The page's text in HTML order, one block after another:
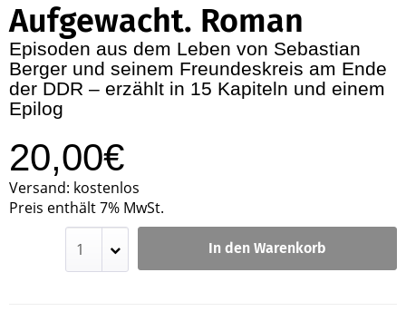
Aufgewacht. Roman
Episoden aus dem Leben von Sebastian
Berger und seinem Freundeskreis am Ende
der DDR – erzählt in 15 Kapiteln und einem
Epilog
20,00€
Versand: kostenlos
Preis enthält 7% MwSt.
In den Warenkorb